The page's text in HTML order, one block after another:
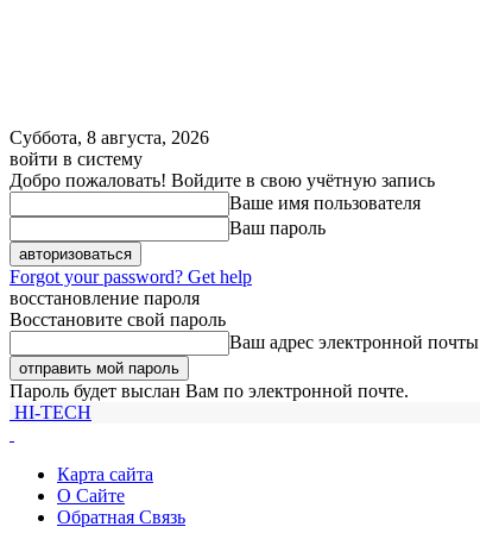
Суббота, 8 августа, 2026
войти в систему
Добро пожаловать! Войдите в свою учётную запись
Ваше имя пользователя
Ваш пароль
Forgot your password? Get help
восстановление пароля
Восстановите свой пароль
Ваш адрес электронной почты
Пароль будет выслан Вам по электронной почте.
HI-TECH
Карта сайта
О Сайте
Обратная Связь